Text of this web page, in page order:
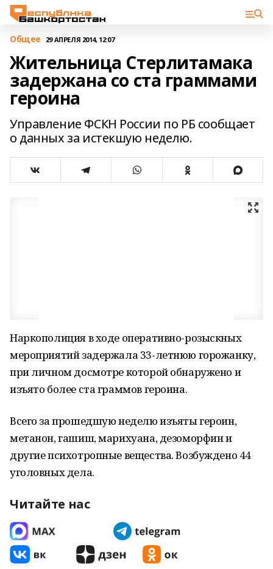
Общее 29 АПРЕЛЯ 2014, 12:07
Жительница Стерлитамака
задержана со ста граммами
героина
Управление ФСКН России по РБ сообщает
о данных за истекшую неделю.
Наркополиция в ходе оперативно-розыскных
мероприятий задержала 33-летнюю горожанку,
при личном досмотре которой обнаружено и
изъято более ста граммов героина.
Всего за прошедшую неделю изъяты героин,
метанон, гашиш, марихуана, дезоморфин и
другие психотропные вещества. Возбуждено 44
уголовных дела.
Читайте нас